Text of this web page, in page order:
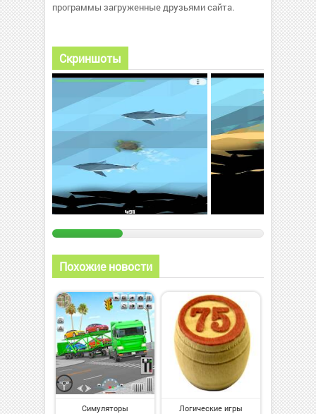
программы загруженные друзьями сайта.
Скриншоты
Похожие новости
Симуляторы Логические игры